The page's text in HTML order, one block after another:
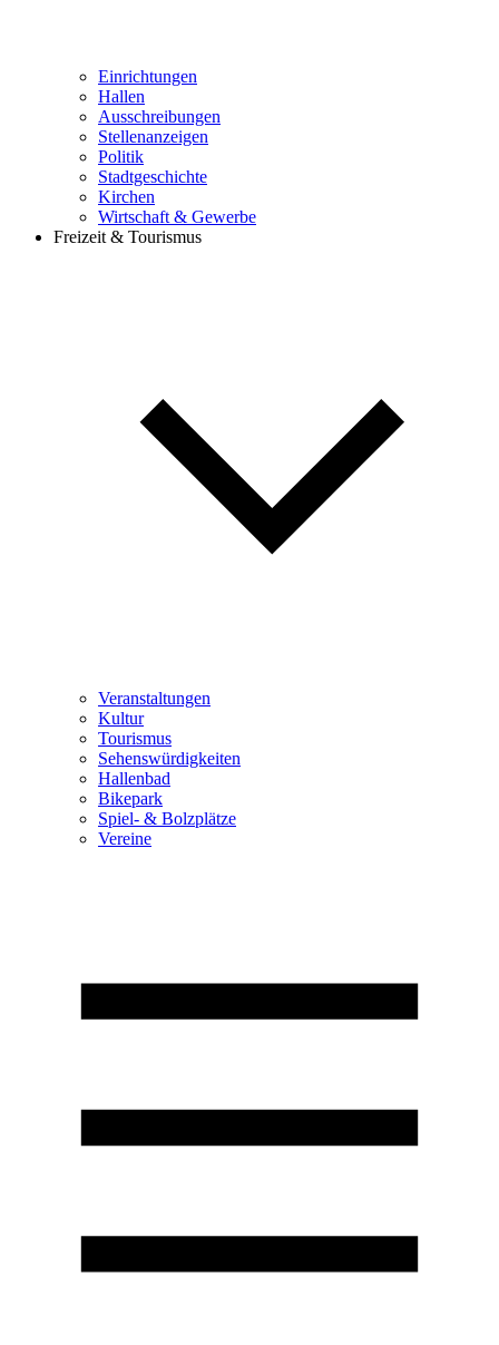
Einrichtungen
Hallen
Ausschreibungen
Stellenanzeigen
Politik
Stadtgeschichte
Kirchen
Wirtschaft & Gewerbe
Freizeit & Tourismus
Veranstaltungen
Kultur
Tourismus
Sehenswürdigkeiten
Hallenbad
Bikepark
Spiel- & Bolzplätze
Vereine